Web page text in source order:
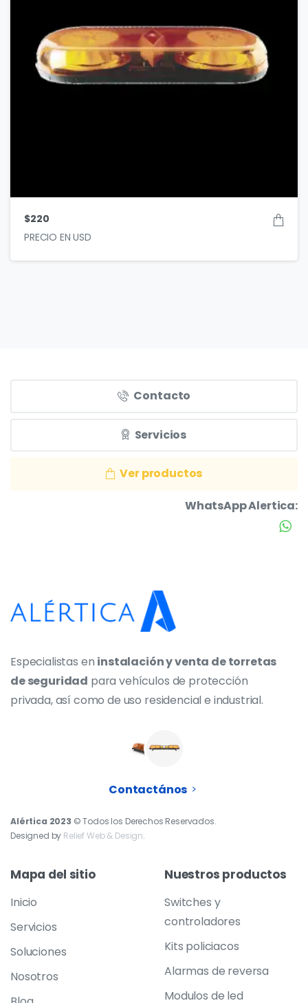
$220
Contacto
Servicios
Ver productos
WhatsApp Alertica:
Especialistas en instalación y venta de torretas
de seguridad para vehículos de protección
privada, así como de uso residencial e industrial.
Contactános
Alértica 2023 © Todos los Derechos Reservados.
Designed by Relief Web & Design.
Mapa del sitio
Inicio
Servicios
Soluciones
Nosotros
Nuestros productos
Switches y
controladores
Kits policiacos
Alarmas de reversa
Modulos de led